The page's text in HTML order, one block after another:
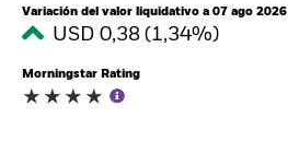
España
BlackRock
Variación del valor liquidativo a 07 ago 2026
USD 0,38 (1,34%)
Morningstar Rating